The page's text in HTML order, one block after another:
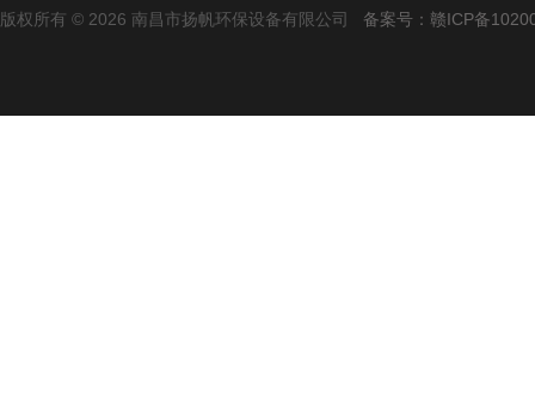
版权所有 © 2026 南昌市扬帆环保设备有限公司 备案号：赣ICP备